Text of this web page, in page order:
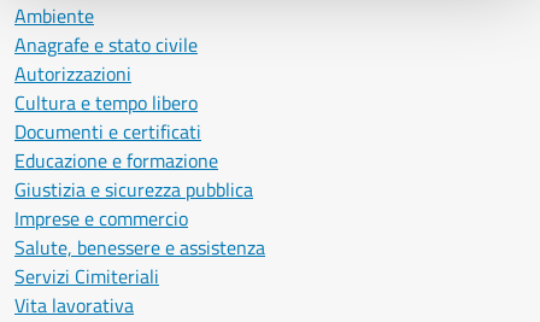
Ambiente
Anagrafe e stato civile
Autorizzazioni
Cultura e tempo libero
Documenti e certificati
Educazione e formazione
Giustizia e sicurezza pubblica
Imprese e commercio
Salute, benessere e assistenza
Servizi Cimiteriali
Vita lavorativa